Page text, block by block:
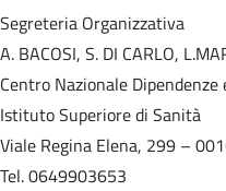
Segreteria Organizzativa
A. BACOSI, S. DI CARLO,
Centro Nazionale Dipendenze
Istituto Superiore di Sanità
Viale Regina Elena, 299 –
Tel. 0649903653